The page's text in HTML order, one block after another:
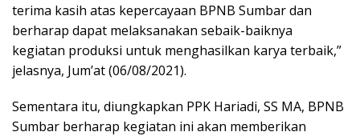
terima kasih atas kepercayaan BPNB Sumbar dan
berharap dapat melaksanakan sebaik-baiknya
kegiatan produksi untuk menghasilkan karya terbaik,”
jelasnya, Jum’at (06/08/2021).
Sementara itu, diungkapkan PPK Hariadi, SS MA, BPNB
Sumbar berharap kegiatan ini akan memberikan